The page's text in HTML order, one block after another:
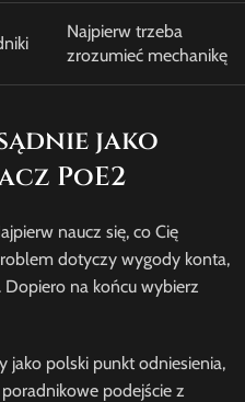
Najpierw trzeba
zrozumieć mechanikę
jako
PoE2
naucz się, co Cię
dotyczy wygody konta,
Dopiero na końcu wybierz
polski punkt odniesienia,
podejście z